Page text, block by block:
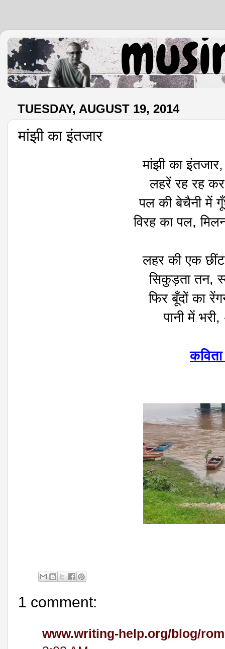
.
TUESDAY, AUGUST 19, 2014
मांझी का इंतजार
मांझी का
लहरें रह रह
पल की बेचैनी में
विरह का पल,
लहर की एक
सिकुड़ता तन,
फिर बूँदों का
पानी में
1 comment:
www.writing-help.org/blog/